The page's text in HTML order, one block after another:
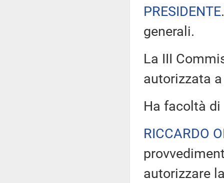
PRESIDENTE
generali.
La III
autorizzata
Ha facoltà
RICCARDO
autorizzare